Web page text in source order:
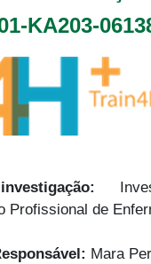
KA203-
Profissional de
Mara